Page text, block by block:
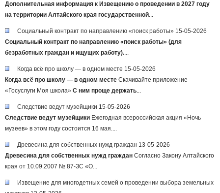
Дополнительная информация к Извещению о проведении в 2027 году
на территории Алтайского края государственной...
Социальный контракт по направлению «поиск работы» 15-05-2026
Социальный контракт по направлению «поиск работы» (для
безработных граждан и ищущих работу)....
Когда всё про школу — в одном месте 15-05-2026
Когда всё про школу — в одном месте Скачивайте приложение
«Госуслуги Моя школа» С ним проще держать...
Следствие ведут музейщики 15-05-2026
Следствие ведут музейщики Ежегодная всероссийская акция «Ночь
музеев» в этом году состоится 16 мая....
Древесина для собственных нужд граждан 13-05-2026
Древесина для собственных нужд граждан Согласно Закону Алтайского
края от 10.09.2007 № 87-ЗС «О...
Извещение для многодетных семей о проведении выбора земельных